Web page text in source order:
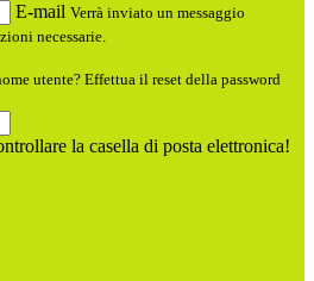
E-mail Verrà inviato un messaggio
necessarie.
utente? Effettua il reset della password
la casella di posta elettronica!